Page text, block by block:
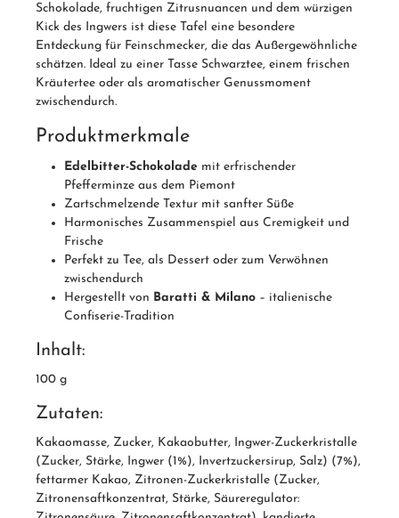
Schokolade, fruchtigen Zitrusnuancen und dem würzigen
Kick des Ingwers ist diese Tafel eine besondere
Entdeckung für Feinschmecker, die das Außergewöhnliche
schätzen. Ideal zu einer Tasse Schwarztee, einem frischen
Kräutertee oder als aromatischer Genussmoment
zwischendurch.
Produktmerkmale
Edelbitter-Schokolade mit erfrischender
Pfefferminze aus dem Piemont
Zartschmelzende Textur mit sanfter Süße
Harmonisches Zusammenspiel aus Cremigkeit und
Frische
Perfekt zu Tee, als Dessert oder zum Verwöhnen
zwischendurch
Hergestellt von Baratti & Milano – italienische
Confiserie-Tradition
Inhalt:
100 g
Zutaten:
Kakaomasse, Zucker, Kakaobutter, Ingwer-Zuckerkristalle
(Zucker, Stärke, Ingwer (1%), Invertzuckersirup, Salz) (7%),
fettarmer Kakao, Zitronen-Zuckerkristalle (Zucker,
Zitronensaftkonzentrat, Stärke, Säureregulator: